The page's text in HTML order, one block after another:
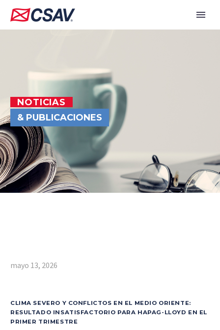
NOTICIAS
& PUBLICACIONES
mayo 13, 2026
CLIMA SEVERO Y CONFLICTOS EN EL MEDIO ORIENTE:
RESULTADO INSATISFACTORIO PARA HAPAG-LLOYD EN EL
PRIMER TRIMESTRE